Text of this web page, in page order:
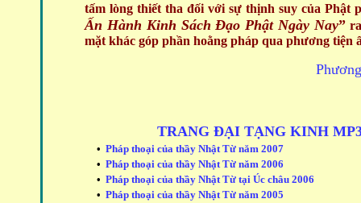
tấm lòng thiết tha đối với sự thịnh suy của Phật
Ấn Hành Kinh Sách Đạo Phật Ngày Nay”
mặt khác góp phần hoằng pháp qua phương tiện
TRANG ĐẠI TẠNG KINH
• Pháp thoại của thầy Nhật Từ năm 2007
• Pháp thoại của thầy Nhật Từ năm 2006
• Pháp thoại của thầy Nhật Từ tại Úc châu 2006
• Pháp thoại của thầy Nhật Từ năm 2005